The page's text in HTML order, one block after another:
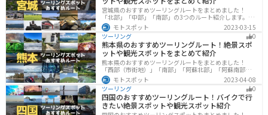
宮城県のおすすめツーリングルートをまとめました！
「北部」「中部」「南部」の3つのルート紹介します。キ
ツネ村や広大な山や滝、湖などを歴史や自然を満喫する
ツーリングができます。バイクで宮城県にツーリングに
行く際は参考にしてください。
モトスポット
2023-03-15
ツーリング
0
熊本県のおすすめツーリングルート！絶景スポ
ットや観光スポットをまとめて紹介
熊本県のおすすめツーリングルートをまとめました！
「西部（市街地）」「南部」「阿蘇北部」「阿蘇南部」
の4つのルート紹介します。阿蘇山や天草諸島をはじめと
した豊かな自然や、熊本城や水前寺成趣園など歴史ある
観光スポットが多数あり、様々な楽しみ方ができます。
バイクで熊本県にツーリングに行く際は参考にしてくだ
さい。
モトスポット
2023-04-08
ツーリング
0
四国のおすすめツーリングルート！バイクで行
きたい絶景スポットや観光スポット紹介